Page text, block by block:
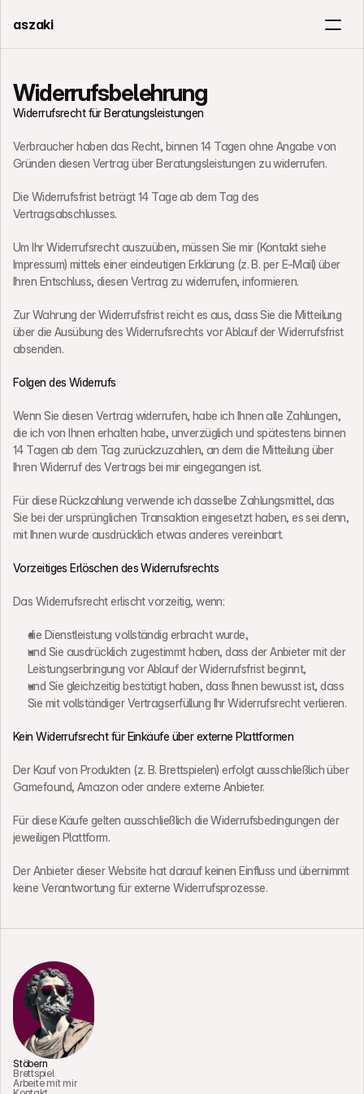
aszaki
Kontakt
Widerrufsbelehrung
Widerrufsrecht für Beratungsleistungen
Verbraucher haben das Recht, binnen 14 Tagen ohne Angabe von
Gründen diesen Vertrag über Beratungsleistungen zu widerrufen.
Die Widerrufsfrist beträgt 14 Tage ab dem Tag des
Vertragsabschlusses.
Um Ihr Widerrufsrecht auszuüben, müssen Sie mir (Kontakt siehe
Impressum) mittels einer eindeutigen Erklärung (z. B. per E-Mail) über
Ihren Entschluss, diesen Vertrag zu widerrufen, informieren.
Zur Wahrung der Widerrufsfrist reicht es aus, dass Sie die Mitteilung
über die Ausübung des Widerrufsrechts vor Ablauf der Widerrufsfrist
absenden.
Folgen des Widerrufs
Wenn Sie diesen Vertrag widerrufen, habe ich Ihnen alle Zahlungen,
die ich von Ihnen erhalten habe, unverzüglich und spätestens binnen
14 Tagen ab dem Tag zurückzuzahlen, an dem die Mitteilung über
Ihren Widerruf des Vertrags bei mir eingegangen ist.
Für diese Rückzahlung verwende ich dasselbe Zahlungsmittel, das
Sie bei der ursprünglichen Transaktion eingesetzt haben, es sei denn,
mit Ihnen wurde ausdrücklich etwas anderes vereinbart.
Vorzeitiges Erlöschen des Widerrufsrechts
Das Widerrufsrecht erlischt vorzeitig, wenn:
die Dienstleistung vollständig erbracht wurde,
und Sie ausdrücklich zugestimmt haben, dass der Anbieter mit der
Leistungserbringung vor Ablauf der Widerrufsfrist beginnt,
und Sie gleichzeitig bestätigt haben, dass Ihnen bewusst ist, dass
Sie mit vollständiger Vertragserfüllung Ihr Widerrufsrecht verlieren.
Kein Widerrufsrecht für Einkäufe über externe Plattformen
Der Kauf von Produkten (z. B. Brettspielen) erfolgt ausschließlich über
Gamefound, Amazon oder andere externe Anbieter.
Für diese Käufe gelten ausschließlich die Widerrufsbedingungen der
jeweiligen Plattform.
Der Anbieter dieser Website hat darauf keinen Einfluss und übernimmt
keine Verantwortung für externe Widerrufsprozesse.
Stöbern
Brettspiel
Arbeite mit mir